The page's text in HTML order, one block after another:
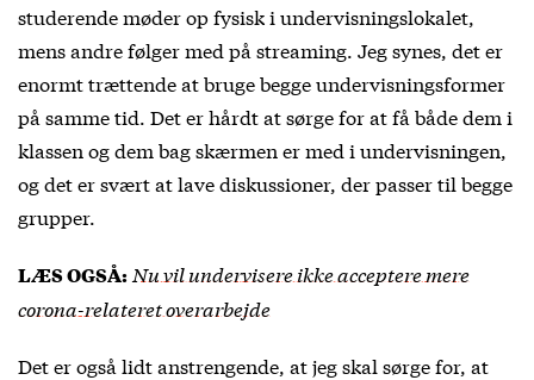
studerende møder op fysisk i undervisningslokalet,
mens andre følger med på streaming. Jeg synes, det er
enormt trættende at bruge begge undervisningsformer
på samme tid. Det er hårdt at sørge for at få både dem i
klassen og dem bag skærmen er med i undervisningen,
og det er svært at lave diskussioner, der passer til begge
grupper.
LÆS OGSÅ: Nu vil undervisere ikke acceptere mere
corona-relateret overarbejde
Det er også lidt anstrengende, at jeg skal sørge for, at